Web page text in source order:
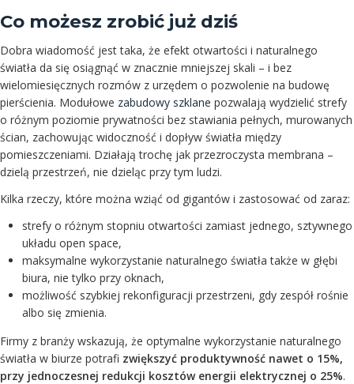
Co możesz zrobić już dziś
Dobra wiadomość jest taka, że efekt otwartości i naturalnego
światła da się osiągnąć w znacznie mniejszej skali – i bez
wielomiesięcznych rozmów z urzędem o pozwolenie na budowę
pierścienia. Modułowe zabudowy szklane pozwalają wydzielić strefy
o różnym poziomie prywatności bez stawiania pełnych, murowanych
ścian, zachowując widoczność i dopływ światła między
pomieszczeniami. Działają trochę jak przezroczysta membrana –
dzielą przestrzeń, nie dzieląc przy tym ludzi.
Kilka rzeczy, które można wziąć od gigantów i zastosować od zaraz:
strefy o różnym stopniu otwartości zamiast jednego, sztywnego
układu open space,
maksymalne wykorzystanie naturalnego światła także w głębi
biura, nie tylko przy oknach,
możliwość szybkiej rekonfiguracji przestrzeni, gdy zespół rośnie
albo się zmienia.
Firmy z branży wskazują, że optymalne wykorzystanie naturalnego
światła w biurze potrafi zwiększyć produktywność nawet o 15%,
przy jednoczesnej redukcji kosztów energii elektrycznej o 25%.